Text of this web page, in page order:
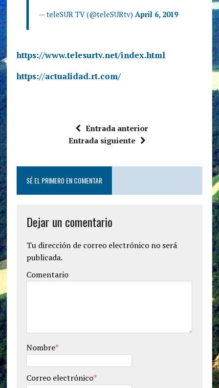
— teleSUR TV (@teleSURtv) April 6, 2019
https://www.telesurtv.net/index.html
https://actualidad.rt.com/
Entrada anterior
Entrada siguiente
SÉ EL PRIMERO EN COMENTAR
Dejar un comentario
Tu dirección de correo electrónico no será
publicada.
Comentario
Nombre*
Correo electrónico*